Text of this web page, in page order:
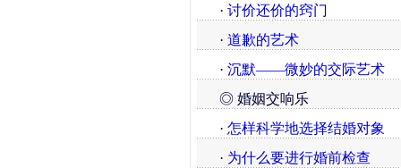
· 讨价还价的窍门
· 道歉的艺术
· 沉默——微妙的交际艺术
◎ 婚姻交响乐
· 怎样科学地选择结婚对象
· 为什么要进行婚前检查